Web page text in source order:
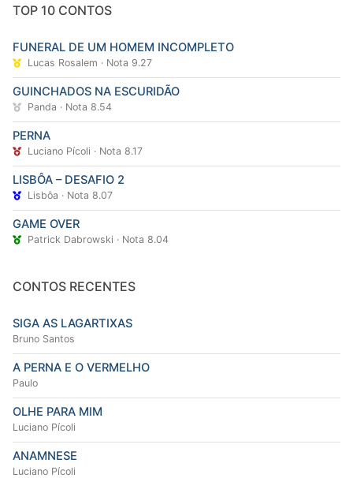
TOP 10 CONTOS
FUNERAL DE UM HOMEM INCOMPLETO
Lucas Rosalem · Nota 9.27
GUINCHADOS NA ESCURIDÃO
Panda · Nota 8.54
PERNA
Luciano Pícoli · Nota 8.17
LISBÔA – DESAFIO 2
Lisbôa · Nota 8.07
GAME OVER
Patrick Dabrowski · Nota 8.04
CONTOS RECENTES
SIGA AS LAGARTIXAS
Bruno Santos
A PERNA E O VERMELHO
Paulo
OLHE PARA MIM
Luciano Pícoli
ANAMNESE
Luciano Pícoli